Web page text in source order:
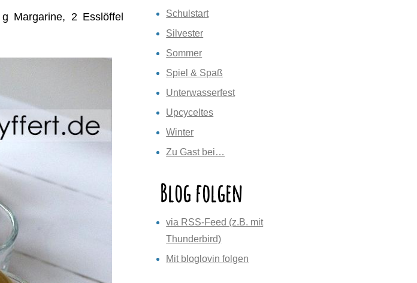
Margarine, 2 Esslöffel
Schulstart
Silvester
Sommer
Spiel & Spaß
Unterwasserfest
Upcyceltes
Winter
Zu Gast bei…
Blog folgen
via RSS-Feed (z.B. mit
Thunderbird)
Mit bloglovin folgen